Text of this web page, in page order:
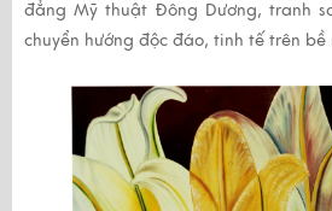
đẳng Mỹ thuật Đông Dương, tranh
chuyển hướng độc đáo, tinh tế trên bề